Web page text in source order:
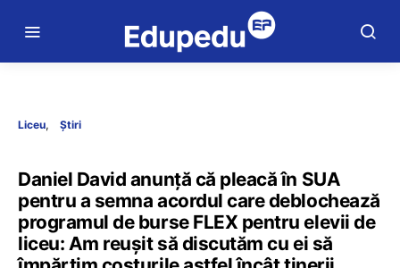
Liceu Știri
Daniel David anunță că pleacă în SUA
pentru a semna acordul care deblochează
programul de burse FLEX pentru elevii de
liceu: Am reușit să discutăm cu ei să